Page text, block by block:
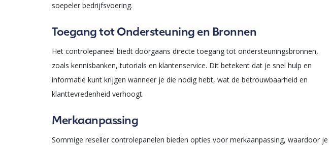
soepeler bedrijfsvoering.
Toegang tot Ondersteuning en Bronnen
Het controlepaneel biedt doorgaans directe toegang tot ondersteuningsbronnen,
zoals kennisbanken, tutorials en klantenservice. Dit betekent dat je snel hulp en
informatie kunt krijgen wanneer je die nodig hebt, wat de betrouwbaarheid en
klanttevredenheid verhoogt.
Merkaanpassing
Sommige reseller controlepanelen bieden opties voor merkaanpassing, waardoor je